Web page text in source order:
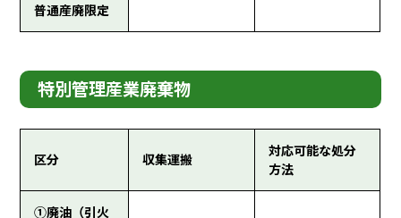
普通産廃限定
特別管理産業廃棄物
区分 収集運搬
対応可能な処分
方法
①廃油（引火